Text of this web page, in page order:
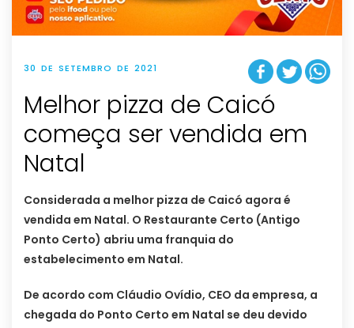
30 DE SETEMBRO DE 2021
Melhor pizza de Caicó
começa ser vendida em
Natal
Considerada a melhor pizza de Caicó agora é
vendida em Natal. O Restaurante Certo (Antigo
Ponto Certo) abriu uma franquia do
estabelecimento em Natal.
De acordo com Cláudio Ovídio, CEO da empresa, a
chegada do Ponto Certo em Natal se deu devido